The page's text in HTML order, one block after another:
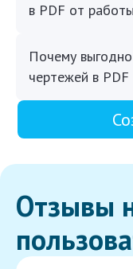
в PDF от
Почему
чертежей в
Отзывы